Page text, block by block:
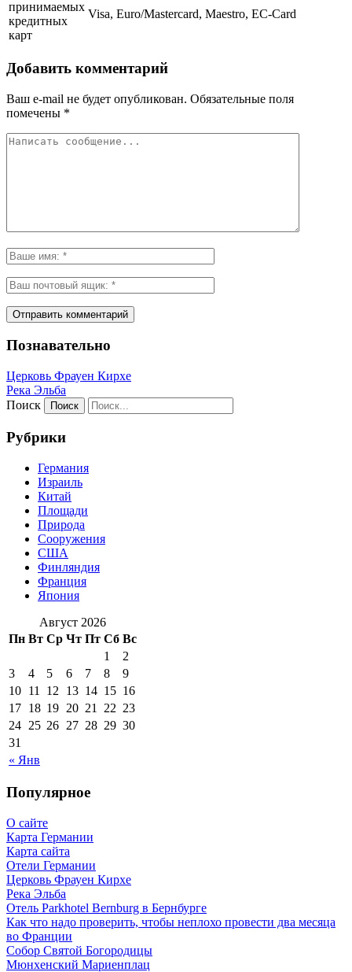
принимаемых
кредитных
карт
Visa, Euro/Mastercard, Maestro, EC-Card
Добавить комментарий
Ваш e-mail не будет опубликован. Обязательные поля
помечены *
Познавательно
Церковь Фрауен Кирхе
Река Эльба
Поиск
Рубрики
Германия
Израиль
Китай
Площади
Природа
Сооружения
США
Финляндия
Франция
Япония
Август 2026
Пн Вт Ср Чт Пт Сб Вс
« Янв
1
2
3
4 5 6 7 8
9
10 11 12 13 14 15 16
17 18 19 20 21 22 23
24 25 26 27 28 29 30
31
Популярное
О сайте
Карта Германии
Карта сайта
Отели Германии
Церковь Фрауен Кирхе
Река Эльба
Отель Parkhotel Bernburg в Бернбурге
Как что надо проверить, чтобы неплохо провести два месяца
во Франции
Собор Святой Богородицы
Мюнхенский Мариенплац